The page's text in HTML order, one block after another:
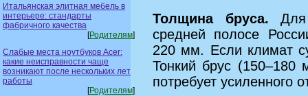
Итальянская элитная мебель в
интерьере: стандарты
фабричного качества
[Родителям]
Слабые места ноутбуков Acer:
какие неисправности чаще
возникают после нескольких лет
работы
[Родителям]
Толщина бруса. Для
средней полосе
220 мм. Если климат
Тонкий брус
потребует усиленного